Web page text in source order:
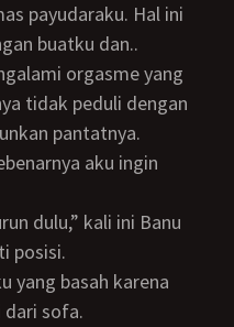
payudaraku. Hal ini
buatku dan..
tidak peduli dengan
pantatnya.
posisi.
dari sofa.